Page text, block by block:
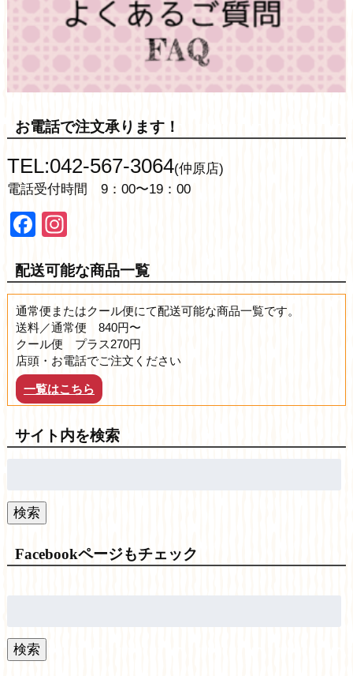
お電話で注文承ります！
TEL:042-567-3064(仲原店)
電話受付時間 9：00〜19：00
Facebook
配送可能な商品一覧
通常便またはクール便にて配送可能な商品一覧です。
送料／通常便 840円〜
クール便 プラス270円
店頭・お電話でご注文ください
一覧はこちら
サイト内を検索
検索
Facebookページもチェック
検索